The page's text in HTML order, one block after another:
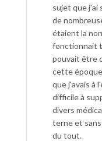
sujet que j'ai
de
étaient la
fonctionnait
pouvait être
cette
que j'avais à
difficile à
divers
terne et
du tout.